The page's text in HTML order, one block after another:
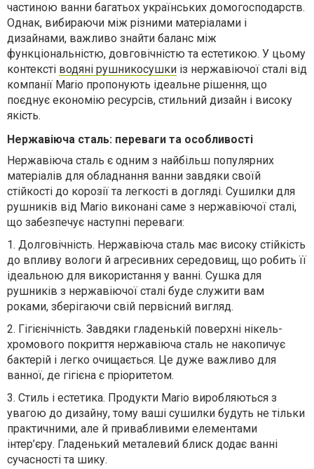
частиною ванни багатьох українських домогосподарств.
Однак, вибираючи між різними матеріалами і
дизайнами, важливо знайти баланс між
функціональністю, довговічністю та естетикою. У цьому
контексті водяні рушникосушки із нержавіючої сталі від
компанії Mario пропонують ідеальне рішення, що
поєднує економію ресурсів, стильний дизайн і високу
якість.
Нержавіюча сталь: переваги та особливості
Нержавіюча сталь є одним з найбільш популярних
матеріалів для обладнання ванни завдяки своїй
стійкості до корозії та легкості в догляді. Сушилки для
рушників від Mario виконані саме з нержавіючої сталі,
що забезпечує наступні переваги:
1. Долговічність. Нержавіюча сталь має високу стійкість
до впливу вологи й агресивних середовищ, що робить її
ідеальною для використання у ванні. Сушка для
рушників з нержавіючої сталі буде служити вам
роками, зберігаючи свій первісний вигляд.
2. Гігієнічність. Завдяки гладенькій поверхні нікель-
хромового покриття нержавіюча сталь не накопичує
бактерій і легко очищається. Це дуже важливо для
ванної, де гігієна є пріоритетом.
3. Стиль і естетика. Продукти Mario виробляються з
увагою до дизайну, тому ваші сушилки будуть не тільки
практичними, але й привабливими елементами
інтер’єру. Гладенький металевий блиск додає ванні
сучасності та шику.